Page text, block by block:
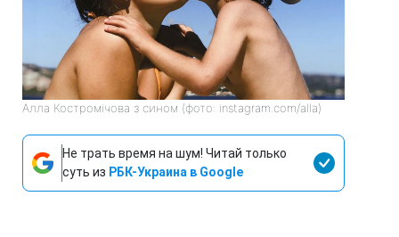
Алла Костромічова з сином (фото: instagram.com/alla)
Не трать время на шум! Читай только
суть из РБК-Украина в Google